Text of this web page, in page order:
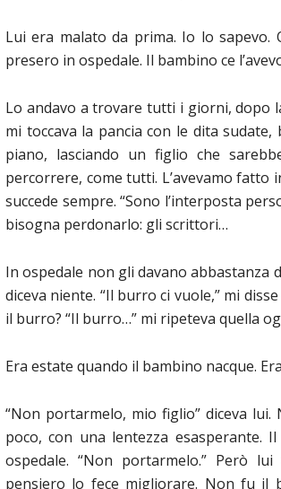
Lui era malato da prima. Io lo
presero in ospedale. Il bambino ce
Lo andavo a trovare tutti i giorni, dopo
mi toccava la pancia con le dita
piano, lasciando un figlio che
percorrere, come tutti. L’avevamo fatto
succede sempre. “Sono l’interposta
bisogna perdonarlo: gli scrittori…
In ospedale non gli davano abbastanza
diceva niente. “Il burro ci vuole,” mi
il burro? “Il burro…” mi ripeteva quella
Era estate quando il bambino nacque.
“Non portarmelo, mio figlio” diceva
poco, con una lentezza esasperante.
ospedale. “Non portarmelo.” Però
pensiero lo fece migliorare. Non fu il